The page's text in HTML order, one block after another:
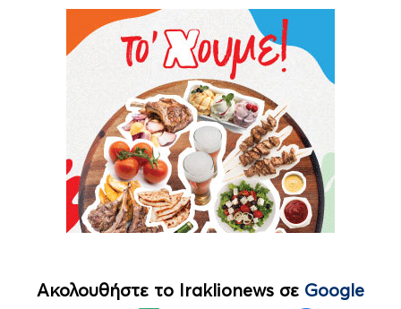
Ακολουθήστε το Iraklionews σε Google